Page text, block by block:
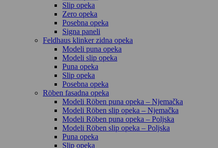
Slip opeka
Zero opeka
Posebna opeka
Signa paneli
Feldhaus klinker zidna opeka
Modeli puna opeka
Modeli slip opeka
Puna opeka
Slip opeka
Posebna opeka
Röben fasadna opeka
Modeli Röben puna opeka – Njemačka
Modeli Röben slip opeka – Njemačka
Modeli Röben puna opeka – Poljska
Modeli Röben slip opeka – Poljska
Puna opeka
Slip opeka